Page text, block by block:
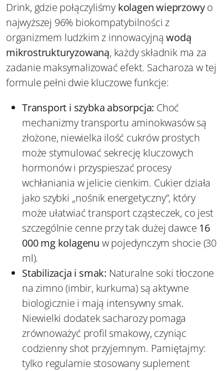
Drink, gdzie połączyliśmy kolagen wieprzowyo
najwyższej 96% biokompatybilności z
organizmem ludzkim z innowacyjnąwodą
mikrostrukturyzowaną, każdy składnik ma za
zadanie maksymalizować efekt. Sacharoza w tej
formule pełni dwie kluczowe funkcje:
Transport i szybka absorpcja: Choć
mechanizmy transportu aminokwasów są
złożone, niewielka ilość cukrów prostych
może stymulować sekrecję kluczowych
hormonów i przyspieszać procesy
wchłaniania w jelicie cienkim. Cukier działa
jako szybki „nośnik energetyczny”, który
może ułatwiać transport cząsteczek, co jest
szczególnie cenne przy tak dużej dawce 16
000 mg kolagenu w pojedynczym shocie (30
ml).
Stabilizacja i smak: Naturalne soki tłoczone
na zimno (imbir, kurkuma) są aktywne
biologicznie i mają intensywny smak.
Niewielki dodatek sacharozy pomaga
zrównoważyć profil smakowy, czyniąc
codzienny shot przyjemnym. Pamiętajmy:
tylko regularnie stosowany suplement